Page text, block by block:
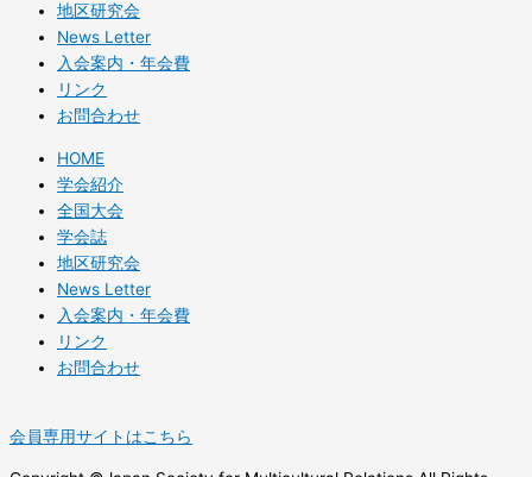
地区研究会
News Letter
入会案内・年会費
リンク
お問合わせ
HOME
学会紹介
全国大会
学会誌
地区研究会
News Letter
入会案内・年会費
リンク
お問合わせ
会員専用サイトはこちら